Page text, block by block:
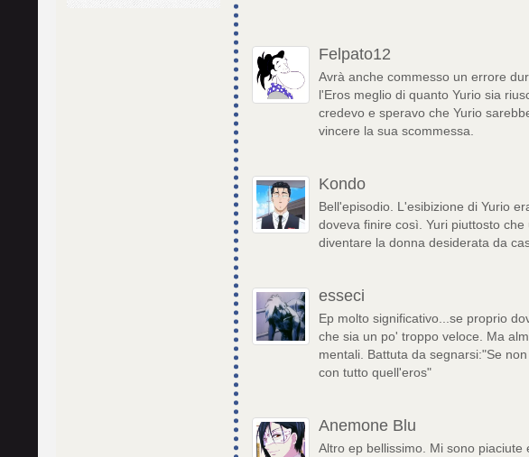
Felpato12
Avrà anche commesso un errore
l'Eros meglio di quanto Yurio sia
credevo e speravo che Yurio
vincere la sua scommessa.
Kondo
Bell'episodio. L'esibizione di Yurio
doveva finire così. Yuri piuttosto
diventare la donna desiderata da
esseci
Ep molto significativo...se proprio
che sia un po' troppo veloce. Ma
mentali. Battuta da segnarsi:"Se
con tutto quell'eros"
Anemone Blu
Altro ep bellissimo. Mi sono